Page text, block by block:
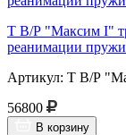
Т В/Р "Максим I"
реанимации
Артикул: Т В/Р
56800
В корзину